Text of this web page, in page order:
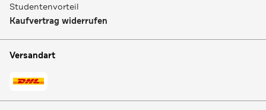
Studentenvorteil
Kaufvertrag widerrufen
Versandart